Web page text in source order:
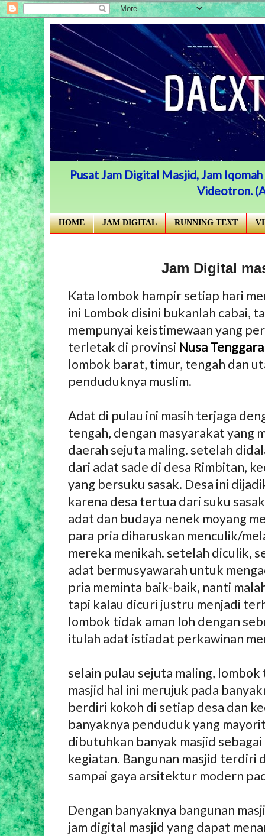
Pusat Jam Digital Masjid, Jam
Videotron.
HOME JAM DIGITAL RUNNING TEXT
Jam Digital
Kata lombok hampir setiap hari
ini Lombok disini bukanlah cabai,
mempunyai keistimewaan yang
terletak di provinsi Nusa
lombok barat, timur, tengah dan
penduduknya muslim.
Adat di pulau ini masih terjaga
tengah, dengan masyarakat yang
daerah sejuta maling. setelah
dari adat sade di desa Rimbitan,
yang bersuku sasak. Desa ini
karena desa tertua dari suku
adat dan budaya nenek moyang
para pria diharuskan menculik/
mereka menikah. setelah diculik,
adat bermusyawarah untuk
pria meminta baik-baik, nanti
tapi kalau dicuri justru menjadi
lombok tidak aman loh dengan
itulah adat istiadat perkawinan
selain pulau sejuta maling,
masjid hal ini merujuk pada
berdiri kokoh di setiap desa dan
banyaknya penduduk yang
dibutuhkan banyak masjid
kegiatan. Bangunan masjid terdiri
sampai gaya arsitektur modern
Dengan banyaknya bangunan
jam digital masjid yang dapat